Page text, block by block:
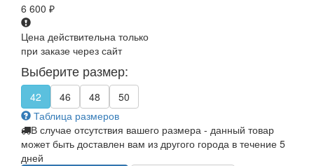
6 600 ₽
Цена действительна только
при заказе через сайт
Выберите размер:
42 46 48
50
Таблица размеров
В случае отсутствия вашего размера - данный товар
может быть доставлен вам из другого города в течение 5
дней